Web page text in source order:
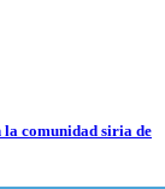
la comunidad siria de